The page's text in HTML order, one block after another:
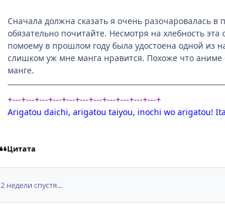
Сначала должна сказать я очень разочаровалась
обязательно почитайте. Несмотря на хлебность
помоему в прошлом году была удостоена одной из
слишком уж мне манга нравится. Похоже что аниме
манге.
+---+---+---+---+---+---+---+---+---+---+---+
Arigatou daichi, arigatou taiyou, inochi wo arigatou!
Цитата
2 недели спустя...